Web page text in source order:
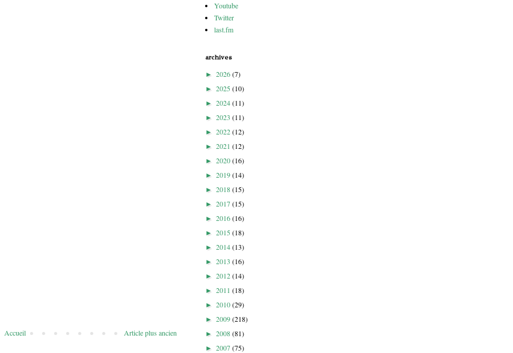
Article plus ancien
Accueil
Youtube
Twitter
last.fm
archives
► 2026(7)
► 2025(10)
► 2024(11)
► 2023 (11)
► 2022(12)
► 2021 (12)
► 2020(16)
► 2019(14)
► 2018(15)
► 2017(15)
► 2016(16)
► 2015(18)
► 2014(13)
► 2013 (16)
► 2012(14)
► 2011 (18)
► 2010(29)
► 2009(218)
► 2008(81)
► 2007(75)